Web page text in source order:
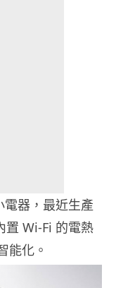
器，最近生產
置 Wi-Fi 的電熱
能化。